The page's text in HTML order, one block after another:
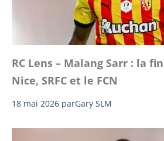
RC Lens – Malang Sarr : la
Nice, SRFC et le FCN
18 mai 2026 parGary SLM